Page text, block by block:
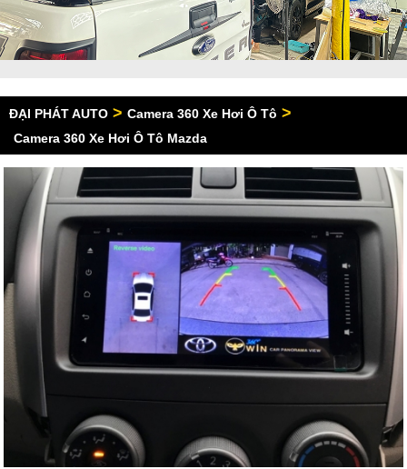
ĐẠI PHÁT AUTO > Camera 360 Xe Hơi Ô Tô >
Camera 360 Xe Hơi Ô Tô Mazda